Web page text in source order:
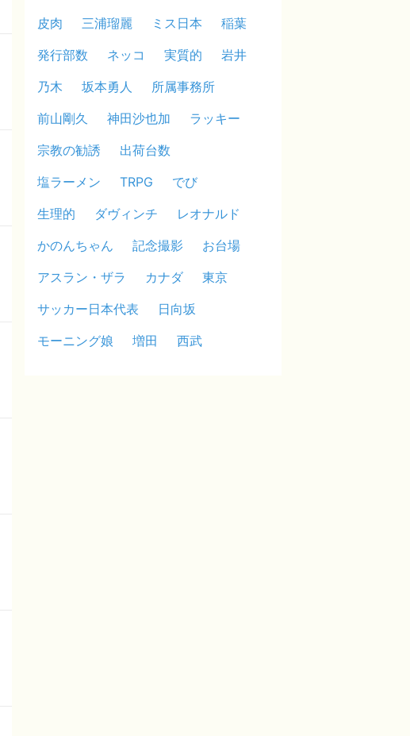
皮肉
三浦瑠麗 ミス日本
稲葉
発行部数
ネッコ 実質的
岩井
乃木
坂本勇人
所属事務所
前山剛久
神田沙也加
ラッキー
宗教の勧誘
出荷台数
塩ラーメン
TRPG
でび
生理的
ダヴィンチ
レオナルド
かのんちゃん
記念撮影
お台場
アスラン・ザラ
カナダ
東京
サッカー日本代表
日向坂
モーニング娘
増田 西武